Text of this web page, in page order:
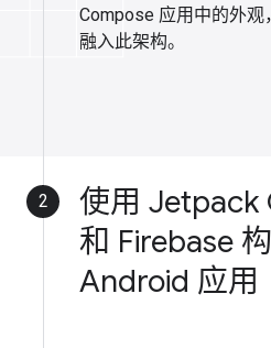
Compose 应用中的外
融入此架构。
2
使用 Jetpack
和 Firebase
Android 应用